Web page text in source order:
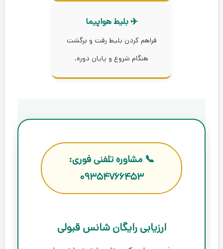
✈️ بلیط هواپیما
فراهم کردن بلیط رفت و برگشت
هنگام شروع و پایان دوره.
📞 مشاوره تلفنی فوری:
۰۹۳۵۴۷۶۶۴۵۳
ارزیابی رایگان شانس قبولی